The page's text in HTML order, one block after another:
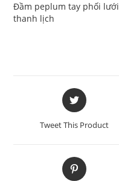
Đầm peplum tay phối lưới
thanh lịch
Opens
in
Tweet This Product
Opens
in